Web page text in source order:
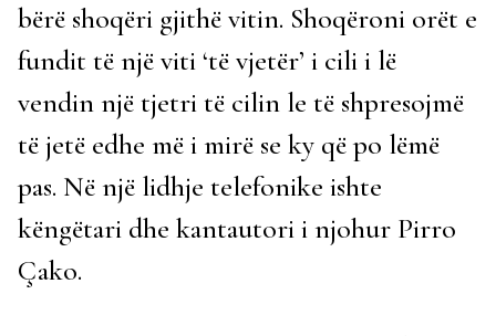
bërë shoqëri gjithë vitin. Shoqëroni orët e
fundit të një viti ‘të vjetër’ i cili i lë
vendin një tjetri të cilin le të shpresojmë
të jetë edhe më i mirë se ky që po lëmë
pas. Në një lidhje telefonike ishte
këngëtari dhe kantautori i njohur Pirro
Çako.